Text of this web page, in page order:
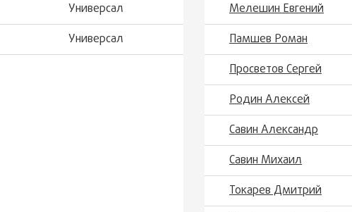
Универсал
Универсал
Мелешин Евгений
Памшев Роман
Просветов Сергей
Родин Алексей
Савин Александр
Савин Михаил
Токарев Дмитрий